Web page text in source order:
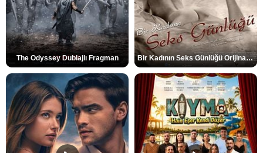
The Odyssey Dublajlı Fragman Bir Kadının Seks Günlüğü Orijinal Fragman